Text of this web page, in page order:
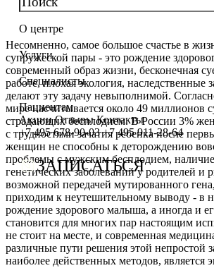
О центре
О клинике
Новости
Благотворительность
Сотрудничество с врачами
График работы
Фотогалерея
Видео
Истории пациентов
Услуги
Консультации специалистов
Стоимость ЭКО
Программы врт и эко
Донорство
Акушерство и гинекология
Андрология
Анализы
Специалисты
Главный врач
Заместитель главного врача
Репродуктолог
Гинеколог
Андролог
Генетик
Эндокринолог
Пациентам
Онлайн-консультации специалистов
Онлайн-оплата
Вопрос специалисту (Вопрос-ответ)
ЭКО по ОМС
Хранение эмбрионов
Налоговый вычет
АкцииОтзывыКонтакты
+7 495 678-90-03 +7 495 911-28-64
ЗАПИСАТЬСЯ
Несомненно, самое большое счастье в
супружеской пары - это рождение
современный образ жизни, бесконечная
работе, плохая экология, наследственные
делают эту задачу невыполнимой.
мире насчитывается около 49 миллионов
страдающих бесплодием. В России 3%
с трудностями зачатия ребенка после
женщин не способны к деторождению
проблемы с мужским бесплодием,
генетических заболеваний у родителей и
возможной передачей мутированного
приходим к неутешительному выводу - в
рождение здорового малыша, а иногда и
становится для многих пар настоящим
не стоит на месте, и современная
различные пути решения этой непростой
наиболее действенных методов, является